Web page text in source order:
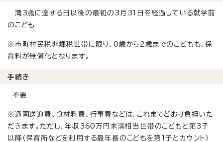
満3歳に達する日以後の最初の3月31日を経過している就学前
のこども
※市町村民税非課税世帯に限り、0歳から2歳までのこどもも、保
育料が無償化となります。
手続き
不要
※通園送迎費、食材料費、行事費などは、これまでどおり負担いた
だきます。ただし、年収360万円未満相当世帯のこどもと第3子
以降（保育所などを利用する最年長のこどもを第1子とカウント）